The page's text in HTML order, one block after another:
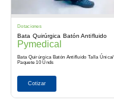
Dotaciones
Bata Quirúrgica Batón Antifluido
Pymedical
Bata Quirúrgica Batón Antifluido Talla Única/
Paquete 10 Unds
Cotizar